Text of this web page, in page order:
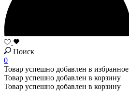
Поиск
0
Товар успешно добавлен в избранное
Товар успешно добавлен в корзину
Товар успешно добавлен в корзину